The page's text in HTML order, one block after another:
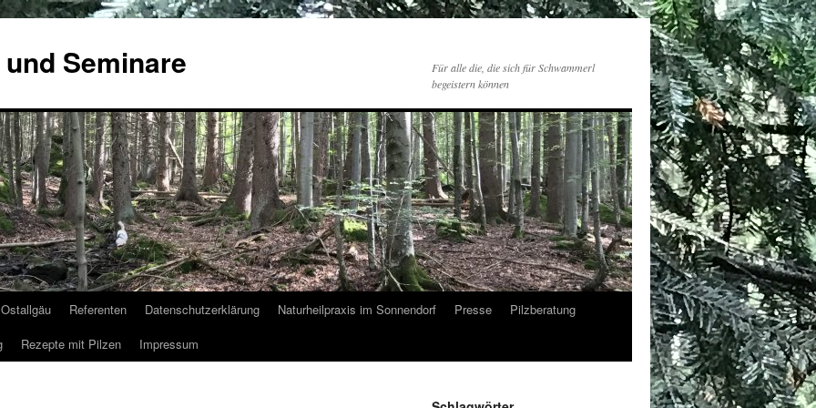
Seminare
Für alle die, die sich für Schwammerl
begeistern können
Referenten Datenschutzerklärung Naturheilpraxis im Sonnendorf Presse
Pilzberatung
Rezepte mit Pilzen Impressum